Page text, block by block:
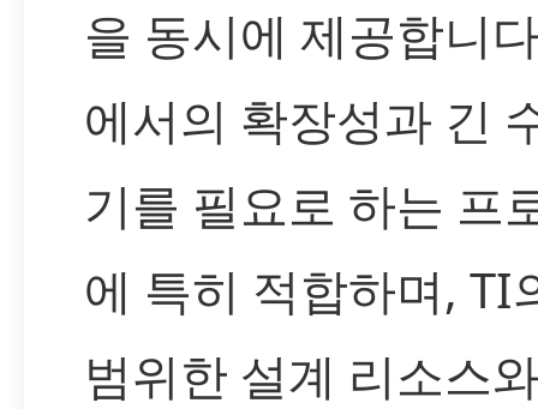
을 동시에 제공합니
에서의 확장성과 긴
기를 필요로 하는 프
에 특히 적합하며, TI
범위한 설계 리소스